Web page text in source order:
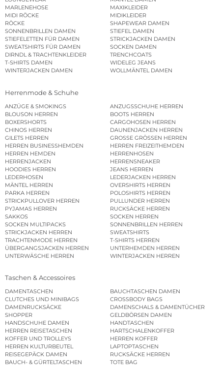
MARLENEHOSE
MAXIKLEIDER
MIDI RÖCKE
MIDIKLEIDER
RÖCKE
SHAPEWEAR DAMEN
SONNENBRILLEN DAMEN
STIEFEL DAMEN
STIEFELETTEN FÜR DAMEN
STRICKJACKEN DAMEN
SWEATSHIRTS FÜR DAMEN
SOCKEN DAMEN
DIRNDL & TRACHTENKLEIDER
TRENCHCOATS
T-SHIRTS DAMEN
WIDELEG JEANS
WINTERJACKEN DAMEN
WOLLMÄNTEL DAMEN
Herrenmode & Schuhe
ANZÜGE & SMOKINGS
ANZUGSSCHUHE HERREN
BLOUSON HERREN
BOOTS HERREN
BOXERSHORTS
CARGOHOSEN HERREN
CHINOS HERREN
DAUNENJACKEN HERREN
GILETS HERREN
GROSSE GRÖSSEN HERREN
HERREN BUSINESSHEMDEN
HERREN FREIZEITHEMDEN
HERREN HEMDEN
HERRENHOSEN
HERRENJACKEN
HERRENSNEAKER
HOODIES HERREN
JEANS HERREN
LEDERHOSEN
LEDERJACKEN HERREN
MÄNTEL HERREN
OVERSHIRTS HERREN
PARKA HERREN
POLOSHIRTS HERREN
STRICKPULLOVER HERREN
PULLUNDER HERREN
PYJAMAS HERREN
RUCKSÄCKE HERREN
SAKKOS
SOCKEN HERREN
SOCKEN MULTIPACKS
SONNENBRILLEN HERREN
STRICKJACKEN HERREN
SWEATSHIRTS
TRACHTENMODE HERREN
T-SHIRTS HERREN
ÜBERGANGSJACKEN HERREN
UNTERHEMDEN HERREN
UNTERWÄSCHE HERREN
WINTERJACKEN HERREN
Taschen & Accessoires
DAMENTASCHEN
BAUCHTASCHEN DAMEN
CLUTCHES UND MINIBAGS
CROSSBODY BAGS
DAMENRUCKSÄCKE
DAMENSCHALS & DAMENTÜCHER
SHOPPER
GELDBÖRSEN DAMEN
HANDSCHUHE DAMEN
HANDTASCHEN
HERREN REISETASCHEN
HARTSCHALENKOFFER
KOFFER UND TROLLEYS
HERREN KOFFER
HERREN KULTURBEUTEL
LAPTOPTASCHEN
REISEGEPÄCK DAMEN
RUCKSÄCKE HERREN
BAUCH- & GÜRTELTASCHEN
TOTE BAG